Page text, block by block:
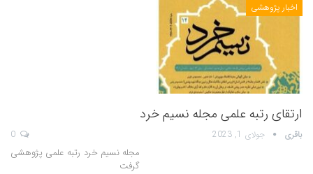
اخبار پژوهشی
ارتقای رتبه علمی مجله نسیم خرد
باقری جولای 1, 2023
مجله نسیم خرد رتبه علمی پژوهشی
گرفت